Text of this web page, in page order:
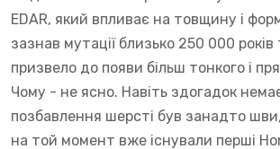
EDAR, який впливає на товщину і
зазнав мутації близько 250 000
призвело до появи більш тонкого і
Чому - не ясно. Навіть здогадок
позбавлення шерсті був занадто
на той момент вже існували перші